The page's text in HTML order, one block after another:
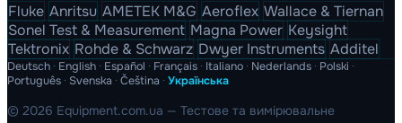
Fluke Anritsu AMETEK M&G Aeroflex Wallace & Tiernan
Sonel Test & Measurement Magna Power Keysight
Tektronix Rohde & Schwarz Dwyer Instruments Additel
Deutsch · English · Español · Français · Italiano · Nederlands · Polski ·
Português · Svenska · Čeština · Українська
© 2026 Equipment.com.ua — Тестове та вимірювальне